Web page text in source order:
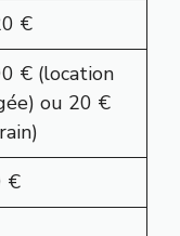
€
€ (location
ou 20 €
€